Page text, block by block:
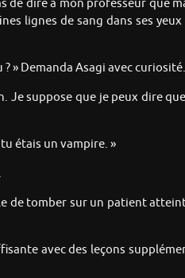
de dire à mon professeur que
lignes de sang dans ses yeux
» Demanda Asagi avec curiosité.
suppose que je peux dire
étais un vampire. »
de tomber sur un patient
avec des leçons